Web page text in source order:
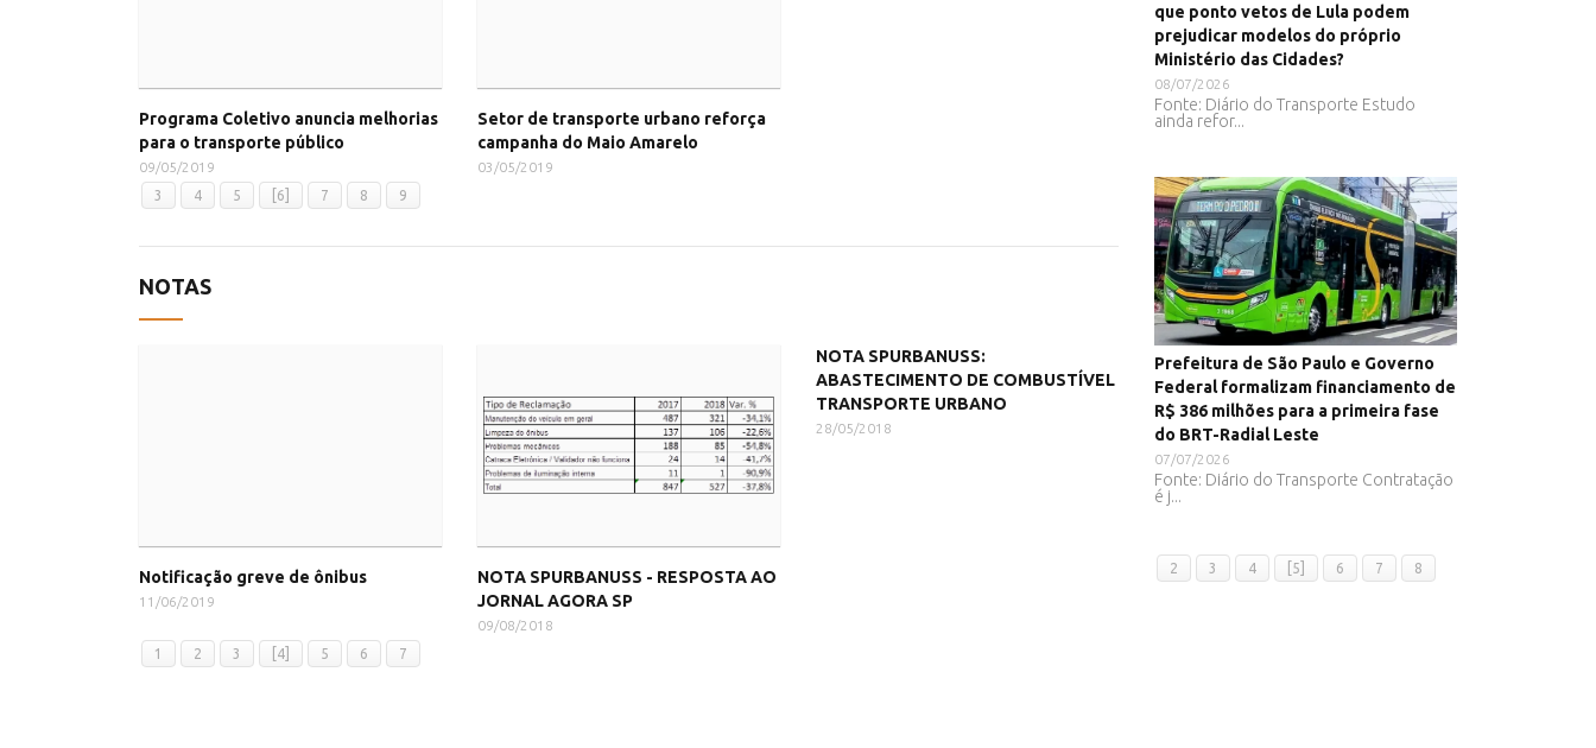
Programa Coletivo anuncia melhorias
para o transporte público
09/05/2019
Setor de transporte urbano reforça
campanha do Maio Amarelo
03/05/2019
3 4 5 [6] 7 8 9
NOTAS
Notificação greve de ônibus
11/06/2019
NOTA SPURBANUSS - RESPOSTA AO
JORNAL AGORA SP
09/08/2018
NOTA SPURBANUSS:
ABASTECIMENTO DE COMBUSTÍVEL
TRANSPORTE URBANO
28/05/2018
1 2 3 [4] 5 6 7
que ponto vetos de Lula podem
prejudicar modelos do próprio
Ministério das Cidades?
08/07/2026
Fonte: Diário do Transporte Estudo
ainda refor...
Prefeitura de São Paulo e Governo
Federal formalizam financiamento de
R$ 386 milhões para a primeira fase
do BRT-Radial Leste
07/07/2026
Fonte: Diário do Transporte Contratação
é j...
2 3 4 [5] 6 7 8